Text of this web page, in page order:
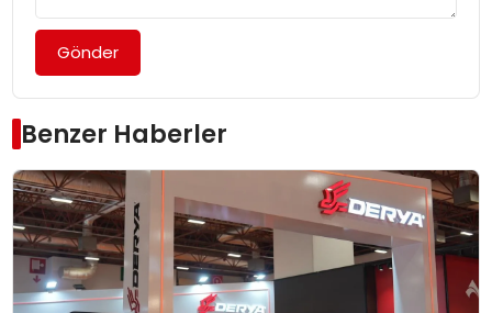
Gönder
Benzer Haberler